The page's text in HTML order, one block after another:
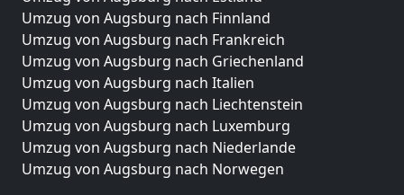
Umzug von Augsburg nach Finnland
Umzug von Augsburg nach Frankreich
Umzug von Augsburg nach Griechenland
Umzug von Augsburg nach Italien
Umzug von Augsburg nach Liechtenstein
Umzug von Augsburg nach Luxemburg
Umzug von Augsburg nach Niederlande
Umzug von Augsburg nach Norwegen